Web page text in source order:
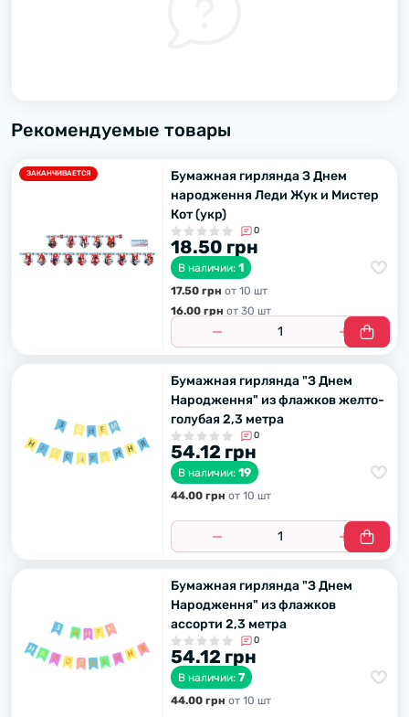
Рекомендуемые товары
ЗАКАНЧИВАЕТСЯ
Бумажная гирлянда З Днем
народження Леди Жyк и Мистер
Кот (укр)
0
18.50 грн
В наличии: 1
17.50 грн от 10 шт
16.00 грн от 30 шт
Бумажная гирлянда "З Днем
Народження" из флажков желто-
голубая 2,3 метра
0
54.12 грн
В наличии: 19
44.00 грн от 10 шт
Бумажная гирлянда "З Днем
Народження" из флажков
ассорти 2,3 метра
0
54.12 грн
В наличии: 7
44.00 грн от 10 шт